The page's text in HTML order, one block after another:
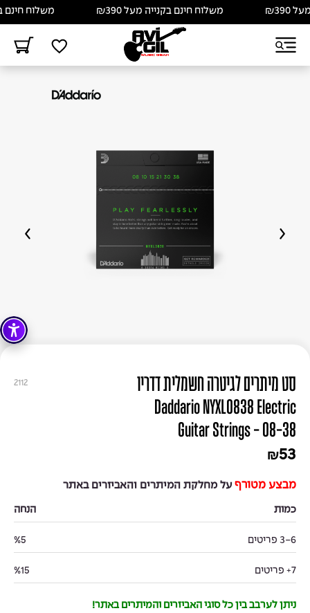
משלוח חינם בקנייה מעל ₪390 משלוח חינם
2112
סט מיתרים לגיטרה חשמלית דדריו
Daddario NYXL0838 Electric
Guitar Strings - 08-38
₪53
מבצע מטורף על מחלקת המיתרים והאביזרים באתר
כמות הנחה
3-6 פריטים %5
7+ פריטים %15
ניתן לערבב בין כל סוגי האביזרים והמיתרים באתר!